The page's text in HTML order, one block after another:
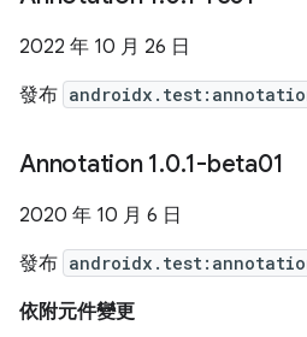
2022 年 10 月 26 日
發布
Annotation 1.0.1-beta01
2020 年 10 月 6 日
發布
依附元件變更